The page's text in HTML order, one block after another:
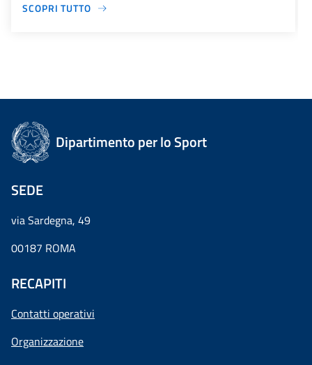
SCOPRI TUTTO
Dipartimento per lo Sport
SEDE
via Sardegna, 49
00187 ROMA
RECAPITI
Contatti operativi
Organizzazione